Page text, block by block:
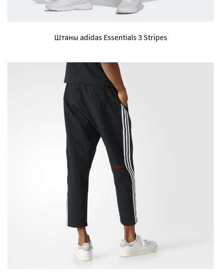
Штаны adidas Essentials 3 Stripes